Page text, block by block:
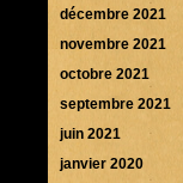
décembre 2021
novembre 2021
octobre 2021
septembre 2021
juin 2021
janvier 2020